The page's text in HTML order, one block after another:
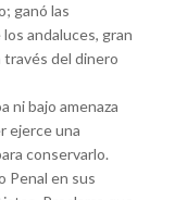
ganó las
andaluces, gran
través del dinero
ni bajo amenaza
ejerce una
conservarlo.
Penal en sus